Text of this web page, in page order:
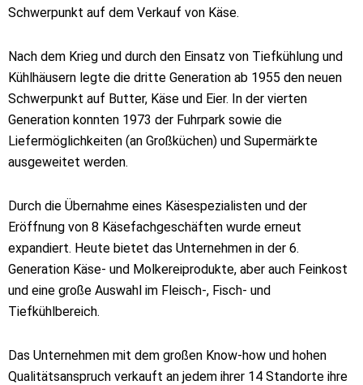
Schwerpunkt auf dem Verkauf von Käse.
Nach dem Krieg und durch den Einsatz von Tiefkühlung und
Kühlhäusern legte die dritte Generation ab 1955 den neuen
Schwerpunkt auf Butter, Käse und Eier. In der vierten
Generation konnten 1973 der Fuhrpark sowie die
Liefermöglichkeiten (an Großküchen) und Supermärkte
ausgeweitet werden.
Durch die Übernahme eines Käsespezialisten und der
Eröffnung von 8 Käsefachgeschäften wurde erneut
expandiert. Heute bietet das Unternehmen in der 6.
Generation Käse- und Molkereiprodukte, aber auch Feinkost
und eine große Auswahl im Fleisch-, Fisch- und
Tiefkühlbereich.
Das Unternehmen mit dem großen Know-how und hohen
Qualitätsanspruch verkauft an jedem ihrer 14 Standorte ihre